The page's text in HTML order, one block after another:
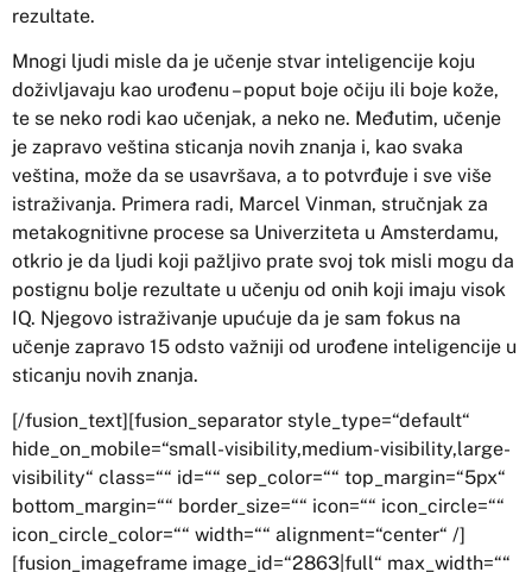
rezultate.
Mnogi ljudi misle da je učenje stvar inteligencije koju
doživljavaju kao urođenu – poput boje očiju ili boje kože,
te se neko rodi kao učenjak, a neko ne. Međutim, učenje
je zapravo veština sticanja novih znanja i, kao svaka
veština, može da se usavršava, a to potvrđuje i sve više
istraživanja. Primera radi, Marcel Vinman, stručnjak za
metakognitivne procese sa Univerziteta u Amsterdamu,
otkrio je da ljudi koji pažljivo prate svoj tok misli mogu da
postignu bolje rezultate u učenju od onih koji imaju visok
IQ. Njegovo istraživanje upućuje da je sam fokus na
učenje zapravo 15 odsto važniji od urođene inteligencije u
sticanju novih znanja.
[/fusion_text][fusion_separator style_type=“default“
hide_on_mobile=“small-visibility,medium-visibility,large-
visibility“ class=““ id=““ sep_color=““ top_margin=“5px“
bottom_margin=““ border_size=““ icon=““ icon_circle=““
icon_circle_color=““ width=““ alignment=“center“ /]
[fusion_imageframe image_id=“2863|full“ max_width=““